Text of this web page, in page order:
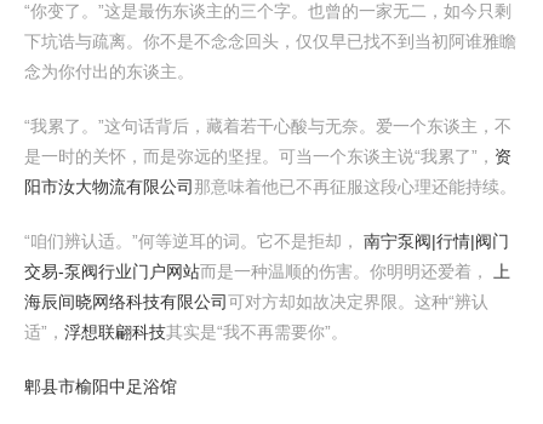
“你变了。”这是最伤东谈主的三个字。也曾的一家无二，如今只剩
下坑诰与疏离。你不是不念念回头，仅仅早已找不到当初阿谁雅瞻
念为你付出的东谈主。
“我累了。”这句话背后，藏着若干心酸与无奈。爱一个东谈主，不
是一时的关怀，而是弥远的坚捏。可当一个东谈主说“我累了”， 资
阳市汝大物流有限公司那意味着他已不再征服这段心理还能持续。
“咱们辨认适。”何等逆耳的词。它不是拒却， 南宁泵阀|行情|阀门
交易-泵阀行业门户网站而是一种温顺的伤害。你明明还爱着，
上
海辰间晓网络科技有限公司可对方却如故决定界限。这种“辨认
适”， 浮想联翩科技其实是“我不再需要你”。
郫县市榆阳中足浴馆